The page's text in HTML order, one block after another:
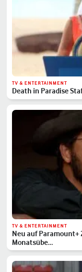
TV & ENTERTAINMENT
Death in Paradise
TV & ENTERTAINMENT
Neu auf
Monatsübe…